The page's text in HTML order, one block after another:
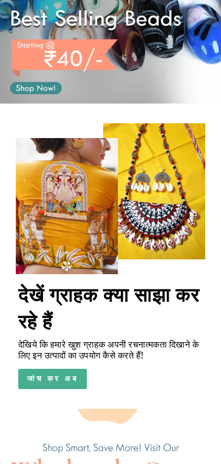
देखें ग्राहक क्या साझा कर
रहे हैं
देखिये कि हमारे खुश ग्राहक अपनी रचनात्मकता दिखाने के
लिए इन उत्पादों का उपयोग कैसे करते हैं!
जांच कर अब